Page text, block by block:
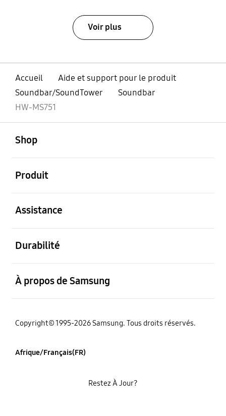
Voir plus
Accueil
Aide et support pour le produit
Soundbar/SoundTower
Soundbar
HW-MS751
Shop
Produit
Assistance
Durabilité
À propos de Samsung
Copyright© 1995-2026 Samsung. Tous droits réservés.
Afrique/Français(FR)
Restez À Jour?